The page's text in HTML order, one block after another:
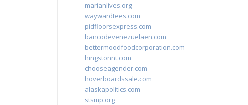
marianlives.org
waywardtees.com
pidfloorsexpress.com
bancodevenezuelaen.com
bettermoodfoodcorporation.com
hingstonnt.com
chooseagender.com
hoverboardssale.com
alaskapolitics.com
stsmp.org